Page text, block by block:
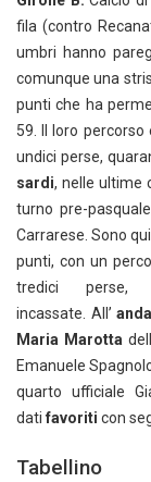
fila (contro
umbri hanno
comunque una
punti che ha
59. Il loro
undici perse,
sardi, nelle ultime
turno pre-
Carrarese. Sono
punti, con un
tredici
incassate. All’
Maria Marotta
Emanuele
quarto ufficiale
dati favoriti con
Tabellino